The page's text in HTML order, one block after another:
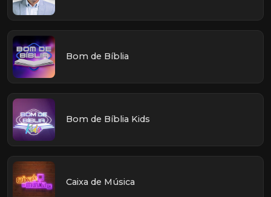
Bom de Bíblia
Bom de Bíblia Kids
Caixa de Música